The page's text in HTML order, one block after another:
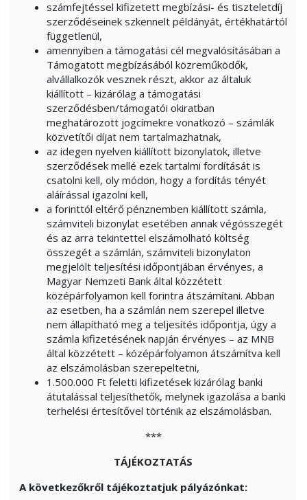
számfejtéssel kifizetett megbízási- és tiszteletdíj
szerződéseinek szkennelt példányát, értékhatártól
függetlenül,
amennyiben a támogatási cél megvalósításában a
Támogatott megbízásából közreműködők,
alvállalkozók vesznek részt, akkor az általuk
kiállított – kizárólag a támogatási
szerződésben/támogatói okiratban
meghatározott jogcímekre vonatkozó – számlák
közvetítői díjat nem tartalmazhatnak,
az idegen nyelven kiállított bizonylatok, illetve
szerződések mellé ezek tartalmi fordítását is
csatolni kell, oly módon, hogy a fordítás tényét
aláírással igazolni kell,
a forinttól eltérő pénznemben kiállított számla,
számviteli bizonylat esetében annak végösszegét
és az arra tekintettel elszámolható költség
összegét a számlán, számviteli bizonylaton
megjelölt teljesítési időpontjában érvényes, a
Magyar Nemzeti Bank által közzétett
középárfolyamon kell forintra átszámítani. Abban
az esetben, ha a számlán nem szerepel illetve
nem állapítható meg a teljesítés időpontja, úgy a
számla kifizetésének napján érvényes – az MNB
által közzétett – középárfolyamon átszámítva kell
az elszámolásban szerepeltetni,
1.500.000 Ft feletti kifizetések kizárólag banki
átutalással teljesíthetők, melynek igazolása a banki
terhelési értesítővel történik az elszámolásban.
***
TÁJÉKOZTATÁS
A következőkről tájékoztatjuk pályázónkat: